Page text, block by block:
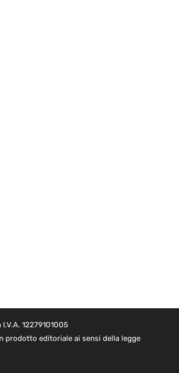
12279101005
prodotto editoriale ai sensi della legge